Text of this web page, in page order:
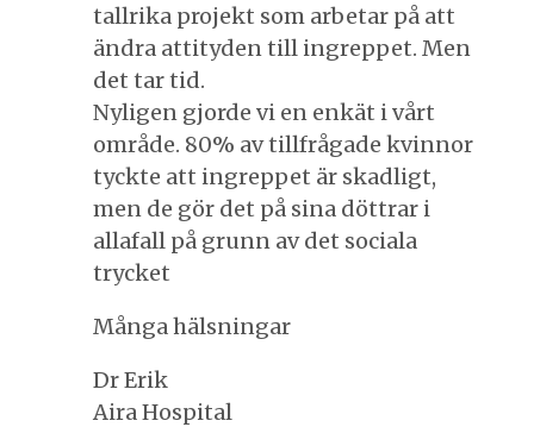
tallrika projekt som arbetar på att
ändra attityden till ingreppet. Men
det tar tid.
Nyligen gjorde vi en enkät i vårt
område. 80% av tillfrågade kvinnor
tyckte att ingreppet är skadligt,
men de gör det på sina döttrar i
allafall på grunn av det sociala
trycket
Många hälsningar
Dr Erik
Aira Hospital